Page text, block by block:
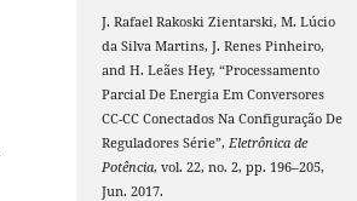
J. Rafael Rakoski Zientarski, M. Lúcio
da Silva Martins, J. Renes Pinheiro,
and H. Leães Hey, “Processamento
Parcial De Energia Em Conversores
CC-CC Conectados Na Configuração De
Reguladores Série”,Eletrônica de
Potência, vol. 22, no. 2, pp. 196–205,
Jun. 2017.